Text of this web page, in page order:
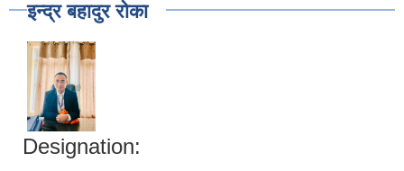
इन्द्र बहादुर रोका
Designation: